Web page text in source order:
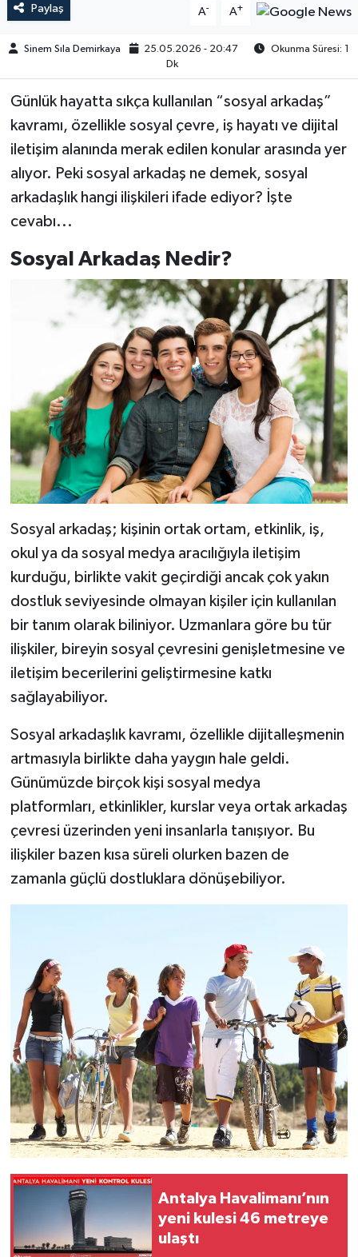
Paylaş A- A+
Sinem Sıla Demirkaya 25.05.2026 - 20:47
Okunma Süresi: 1
Dk
Günlük hayatta sıkça kullanılan “sosyal arkadaş”
kavramı, özellikle sosyal çevre, iş hayatı ve dijital
iletişim alanında merak edilen konular arasında yer
alıyor. Peki sosyal arkadaş ne demek, sosyal
arkadaşlık hangi ilişkileri ifade ediyor? İşte
cevabı...
Sosyal Arkadaş Nedir?
Sosyal arkadaş; kişinin ortak ortam, etkinlik, iş,
okul ya da sosyal medya aracılığıyla iletişim
kurduğu, birlikte vakit geçirdiği ancak çok yakın
dostluk seviyesinde olmayan kişiler için kullanılan
bir tanım olarak biliniyor. Uzmanlara göre bu tür
ilişkiler, bireyin sosyal çevresini genişletmesine ve
iletişim becerilerini geliştirmesine katkı
sağlayabiliyor.
Sosyal arkadaşlık kavramı, özellikle dijitalleşmenin
artmasıyla birlikte daha yaygın hale geldi.
Günümüzde birçok kişi sosyal medya
platformları, etkinlikler, kurslar veya ortak arkadaş
çevresi üzerinden yeni insanlarla tanışıyor. Bu
ilişkiler bazen kısa süreli olurken bazen de
zamanla güçlü dostluklara dönüşebiliyor.
Antalya Havalimanı’nın
yeni kulesi 46 metreye
ulaştı